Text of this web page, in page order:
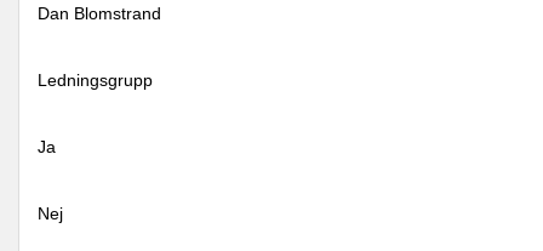
Dan Blomstrand
Ledningsgrupp
Ja
Nej